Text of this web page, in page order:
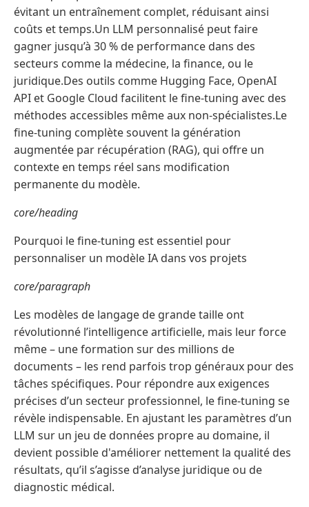
évitant un entraînement complet, réduisant ainsi
coûts et temps.Un LLM personnalisé peut faire
gagner jusqu’à 30 % de performance dans des
secteurs comme la médecine, la finance, ou le
juridique.Des outils comme Hugging Face, OpenAI
API et Google Cloud facilitent le fine-tuning avec des
méthodes accessibles même aux non-spécialistes.Le
fine-tuning complète souvent la génération
augmentée par récupération (RAG), qui offre un
contexte en temps réel sans modification
permanente du modèle.
core/heading
Pourquoi le fine-tuning est essentiel pour
personnaliser un modèle IA dans vos projets
core/paragraph
Les modèles de langage de grande taille ont
révolutionné l’intelligence artificielle, mais leur force
même – une formation sur des millions de
documents – les rend parfois trop généraux pour des
tâches spécifiques. Pour répondre aux exigences
précises d’un secteur professionnel, le fine-tuning se
révèle indispensable. En ajustant les paramètres d’un
LLM sur un jeu de données propre au domaine, il
devient possible d'améliorer nettement la qualité des
résultats, qu’il s’agisse d’analyse juridique ou de
diagnostic médical.